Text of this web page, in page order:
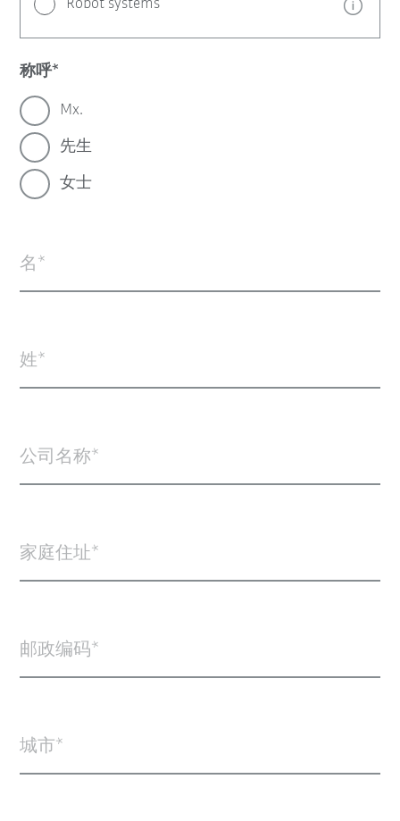
Robot systems
称呼
Mx.
先生
女士
名
姓
公司名称
家庭住址
邮政编码
城市